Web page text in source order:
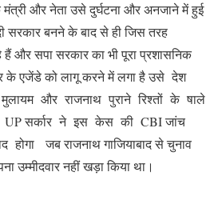
मंत्री और नेता उसे दुर्घटना और अनजाने में हुई
सरकार बनने के बाद से ही जिस तरह
और सपा सरकार का भी पूरा प्रशासनिक
के एजेंडे को लागू करने में लगा है उसे देश
और राजनाथ पुराने रिश्तों के षाले
सर्कार ने इस केस की CBI जांच
जब राजनाथ गाजियाबाद से चुनाव
उम्मीदवार नहीं खड़ा किया था।